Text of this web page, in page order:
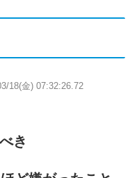
18(金) 07:32:26.72
き